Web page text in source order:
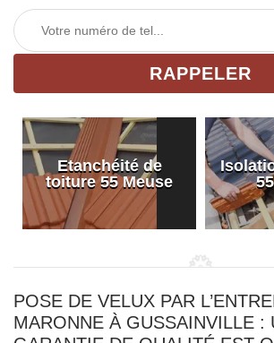
Etanchéité de
toiture 55 Meuse
POSE DE VELUX PAR
MARONNE À GUSSAINVILLE :